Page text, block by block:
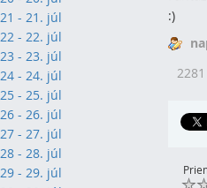
21 - 21. júl
22 - 22. júl
23 - 23. júl
24 - 24. júl
25 - 25. júl
26 - 26. júl
27 - 27. júl
28 - 28. júl
29 - 29. júl
:)